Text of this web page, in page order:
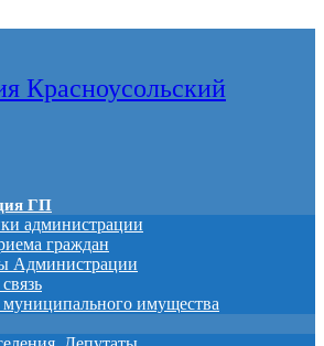
Красноусольский
ГП
администрации
граждан
Администрации
имущества